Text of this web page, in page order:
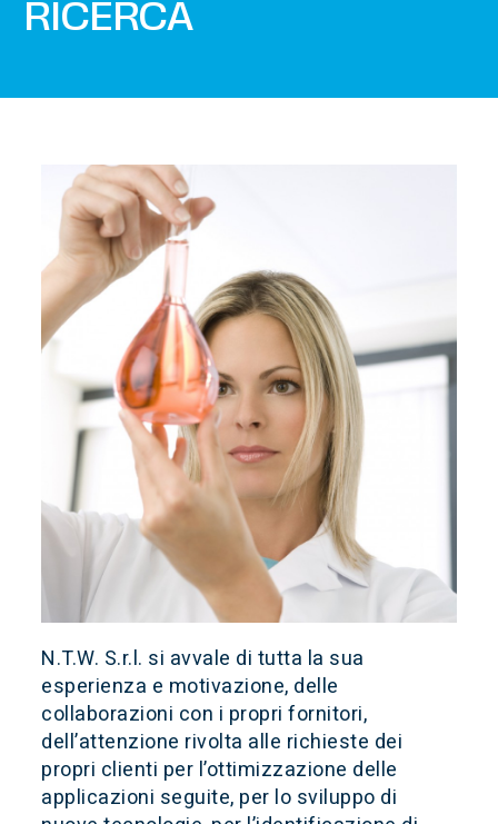
RICERCA
N.T.W. S.r.l. si avvale di tutta la sua
esperienza e motivazione, delle
collaborazioni con i propri fornitori,
dell’attenzione rivolta alle richieste dei
propri clienti per l’ottimizzazione delle
applicazioni seguite, per lo sviluppo di